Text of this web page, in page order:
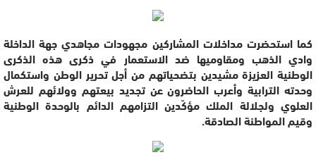
كما استحضرت مداخلات المشاركين مجهودات مجاهدي جهة الداخلة
وادي الذهب ومقاوميها ضد الاستعمار في ذكرى هذه الذكرى
الوطنية العزيزة مشيدين بتضحياتهم من أجل تحرير الوطن واستكمال
وحدته الترابية وأعرب الحاضرون عن تجديد بيعتهم وولائهم للعرش
العلوي ولجلالة الملك مؤكّدين التزامهم الدائم بالوحدة الوطنية
وقيم المواطنة الصادقة.